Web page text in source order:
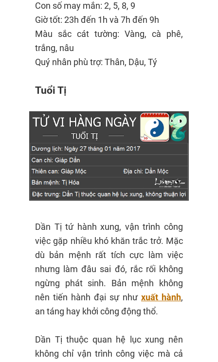
Con số may mắn: 2, 5, 8, 9
Giờ tốt: 23h đến 1h và 7h đến 9h
Màu sắc cát tường: Vàng, cà phê,
trắng, nâu
Quý nhân phù trợ: Thân, Dậu, Tý
Tuổi Tị
Dần Tị tứ hành xung, vận trình công
việc gặp nhiều khó khăn trắc trở. Mặc
dù bản mệnh rất tích cực làm việc
nhưng làm đâu sai đó, rắc rối không
ngừng phát sinh. Bản mệnh không
nên tiến hành đại sự như xuất hành,
an táng hay khởi công động thổ.
Dần Tị thuộc quan hệ lục xung nên
không chỉ vận trình công việc mà cả